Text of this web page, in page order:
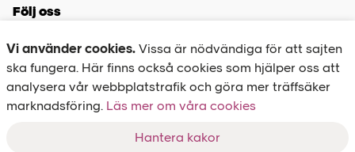
Vi använder cookies. Vissa är nödvändiga för att sajten
ska fungera. Här finns också cookies som hjälper oss att
analysera vår webbplatstrafik och göra mer träffsäker
marknadsföring. Läs mer om våra cookies
Hantera kakor
Följ oss
Felanmälan